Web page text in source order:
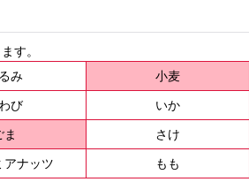
す。
み 小麦
び いか
ま さけ
アナッツ もも